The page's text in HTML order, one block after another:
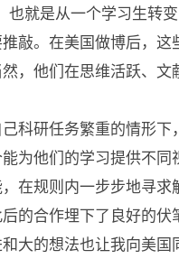
也就是从一个学习生转
敲。在美国做博后，这
，他们在思维活跃、文
研任务繁重的情形下
为他们的学习提供不同
在规则内一步步地寻求
的合作埋下了良好的伏
大的想法也让我向美国